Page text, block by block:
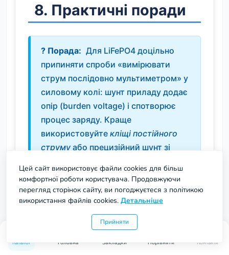
Каталог Головна Закладки
0
Порівняти Контакти
8. Практичні поради
Для LiFePO4 доцільно
припиняти спроби «вимірювати
струм послідовно мультиметром» у
силовому колі: шунт приладу додає
опір (burden voltage) і спотворює
процес заряду. Краще
використовуйте кліщі постійного
струму або прецизійний шунт зі
Якщо акумулятор «не
добирає» до 3.6V — перевіряйте
падіння на кабелі USB-C та дротах
до B+/B−; за потреби зменшуйте
Цей сайт використовує файли cookies для більш
комфортної роботи користувача. Продовжуючи
перегляд сторінок сайту, ви погоджуєтеся з політикою
використання файлів cookies. Детальніше
Прийняти